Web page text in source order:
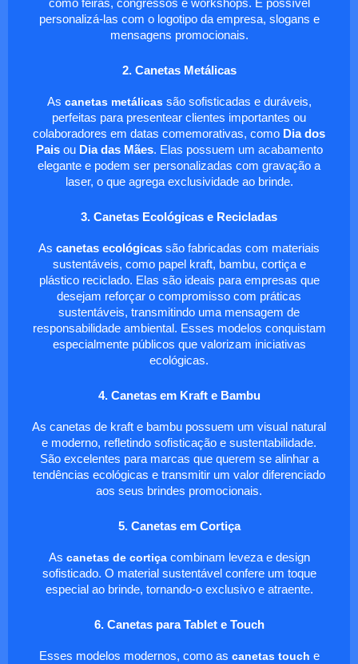
como feiras, congressos e workshops. É possível
personalizá-las com o logotipo da empresa, slogans e
mensagens promocionais.
2. Canetas Metálicas
As canetas metálicassão sofisticadas e duráveis,
perfeitas para presentear clientes importantes ou
colaboradores em datas comemorativas, como Dia dos
Paisou Dia das Mães. Elas possuem um acabamento
elegante e podem ser personalizadas com gravação a
laser, o que agrega exclusividade ao brinde.
3. Canetas Ecológicas e Recicladas
As canetas ecológicas são fabricadas com materiais
sustentáveis, como papel kraft, bambu, cortiça e
plástico reciclado. Elas são ideais para empresas que
desejam reforçar o compromisso com práticas
sustentáveis, transmitindo uma mensagem de
responsabilidade ambiental. Esses modelos conquistam
especialmente públicos que valorizam iniciativas
ecológicas.
4. Canetas em Kraft e Bambu
As canetas de kraft e bambu possuem um visual natural
e moderno, refletindo sofisticação e sustentabilidade.
São excelentes para marcas que querem se alinhar a
tendências ecológicas e transmitir um valor diferenciado
aos seus brindes promocionais.
5. Canetas em Cortiça
As canetas de cortiçacombinam leveza e design
sofisticado. O material sustentável confere um toque
especial ao brinde, tornando-o exclusivo e atraente.
6. Canetas para Tablet e Touch
Esses modelos modernos, como as canetas touch e